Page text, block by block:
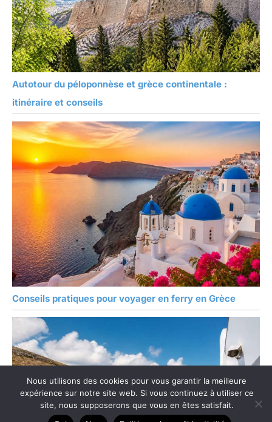
Autotour du péloponnèse et grèce continentale :
itinéraire et conseils
Conseils pratiques pour voyager en ferry en Grèce
Nous utilisons des cookies pour vous garantir la meilleure
expérience sur notre site web. Si vous continuez à utiliser ce
site, nous supposerons que vous en êtes satisfait.